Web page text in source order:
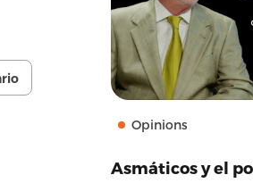
Opinions
Asmáticos y el